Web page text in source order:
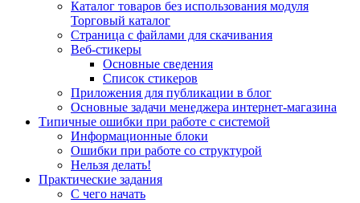
Каталог товаров без использования модуля
Торговый каталог
Страница с файлами для скачивания
Веб-стикеры
Основные сведения
Список стикеров
Приложения для публикации в блог
Основные задачи менеджера интернет-магазина
Типичные ошибки при работе с системой
Информационные блоки
Ошибки при работе со структурой
Нельзя делать!
Практические задания
С чего начать